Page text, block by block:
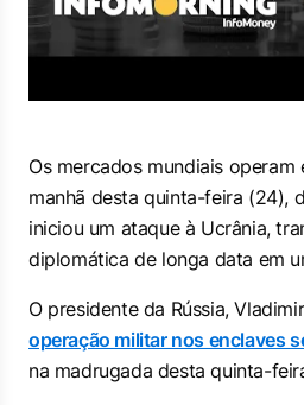
Os mercados mundiais operam
manhã desta quinta-feira (24),
iniciou um ataque à Ucrânia,
diplomática de longa data em
O presidente da Rússia,
operação militar nos enclaves
na madrugada desta quinta-